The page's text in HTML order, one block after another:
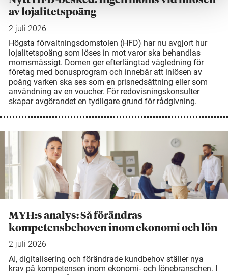
av lojalitetspoäng
2 juli 2026
Högsta förvaltningsdomstolen (HFD) har nu avgjort hur
lojalitetspoäng som löses in mot varor ska behandlas
momsmässigt. Domen ger efterlängtad vägledning för
företag med bonusprogram och innebär att inlösen av
poäng varken ska ses som en prisnedsättning eller som
användning av en voucher. För redovisningskonsulter
skapar avgörandet en tydligare grund för rådgivning.
MYH:s analys: Så förändras
kompetensbehoven inom ekonomi och lön
2 juli 2026
AI, digitalisering och förändrade kundbehov ställer nya
krav på kompetensen inom ekonomi- och lönebranschen. I